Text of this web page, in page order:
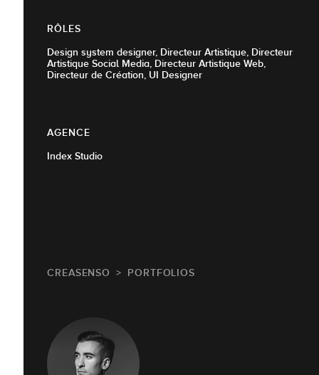
RÔLES
Design system designer, Directeur Artistique, Directeur
Artistique Social Media, Directeur Artistique Web,
Directeur de Création, UI Designer
AGENCE
Index Studio
CREASENSO PORTFOLIOS